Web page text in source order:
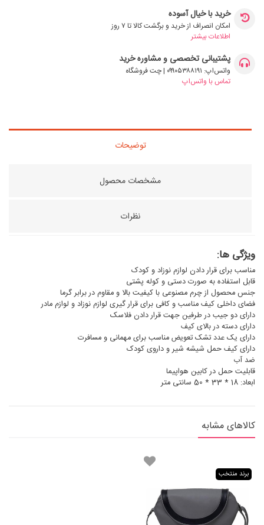
خرید با خیال آسوده
امکان انصراف از خرید و برگشت کالا تا ۷ روز
اطلاعات بیشتر
پشتیبانی تخصصی و مشاوره خرید
واتس‌اپ: ۰۹۹۰۵۳۸۸۱۹۱ | چت فروشگاه
تماس با واتس‌اپ
توضیحات
مشخصات محصول
نظرات
ویژگی ها:
مناسب برای قرار دادن لوازم نوزاد و کودک
قابل استفاده به صورت دستی و کوله پشتی
جنس محصول از چرم مصنوعی با کیفیت بالا و مقاوم در برابر گرما
فضای داخلی کیف مناسب و کافی برای قرار گیری لوازم نوزاد و لوازم مادر
دارای دو جیب در طرفین جهت قرار دادن فلاسک
دارای دسته در بالای کیف
دارای یک عدد تشک تعویض مناسب برای مهمانی و مسافرت
دارای کیف حمل شیشه شیر و داروی کودک
ضد آب
قابلیت حمل در کابین هواپیما
ابعاد: 18 * 33 * 50 سانتی متر
کالاهای مشابه
برند منتخب